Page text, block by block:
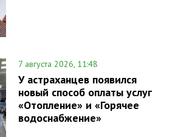
7 августа 2026, 11:48
У астраханцев появился
новый способ оплаты услуг
«Отопление» и «Горячее
водоснабжение»